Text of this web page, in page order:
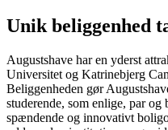
Unik beliggenhed
Augustshave har en yderst
Universitet og Katrinebjerg
Beliggenheden gør
studerende, som enlige, par
spændende og innovativt